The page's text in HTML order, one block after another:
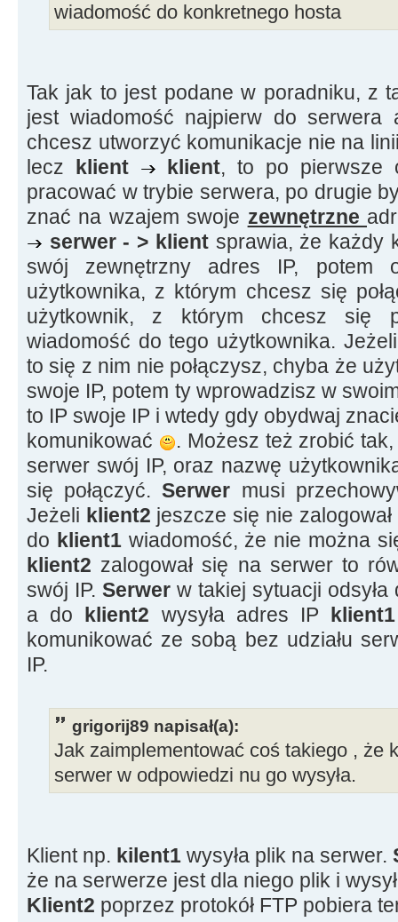
wiadomość do konkretnego hosta
Tak jak to jest podane w poradniku, z
jest wiadomość najpierw do
chcesz utworzyć komunikacje nie na
lecz
klient klient, to po pierwsze
pracować w trybie serwera, po drugie
znać na wzajem swoje zewnętrzne
serwer - > klientsprawia, że każdy
swój zewnętrzny adres IP, potem
użytkownika, z którym chcesz się
użytkownik, z którym chcesz się
wiadomość do tego użytkownika.
to się z nim nie połączysz, chyba że
swoje IP, potem ty wprowadzisz w
to IP swoje IP i wtedy gdy obydwaj
komunikować
. Możesz też zrobić
serwer swój IP, oraz nazwę
się połączyć.Serwer musi
Jeżeli klient2 jeszcze się nie
do klient1 wiadomość, że nie można
klient2 zalogował się na serwer to
swój IP. Serwer w takiej sytuacji
a do
klient2 wysyła adres IP
komunikować ze sobą bez udziału
IP.
grigorij89 napisał(a):
Jak zaimplementować coś takiego , że
serwer w odpowiedzi nu go wysyła.
Klient np. kilent1 wysyła plik na serwer.
że na serwerze jest dla niego plik i
Klient2 poprzez protokół FTP pobiera